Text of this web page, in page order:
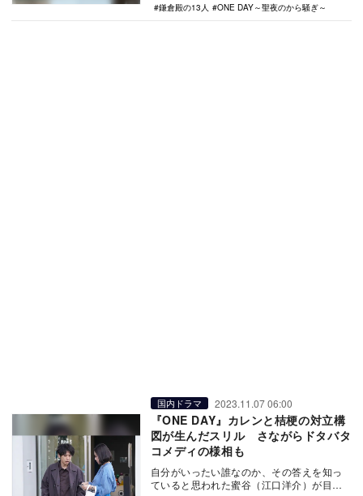
鎌倉殿の13人
ONE DAY～聖夜のから騒ぎ～
国内ドラマ 2023.11.07 06:00
『ONE DAY』カレンと桔梗の対立構
図が生んだスリル さながらドタバタ
コメディの様相も
自分がいったい誰なのか、その答えを知っ
ていると思われた蜜谷（江口洋介）が目の